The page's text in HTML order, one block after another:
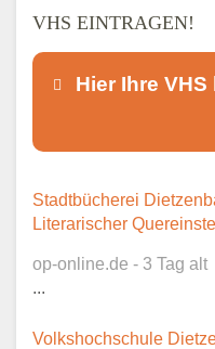
VHS EINTRAGEN!
Hier Ihre
Dieser Teil
Stadtbücherei
Literarischer
op-online.de - 3 Tag alt
...
Volkshochschule